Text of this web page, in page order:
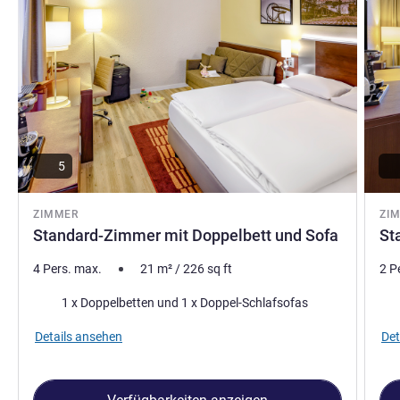
ZIMMER
Standard-Zimmer mit Doppelbett und Sofa
5
4 Pers. max. 21 m²/226sq ft
Bettwäsche 1 x Doppelbetten und 1 x Doppel-Schlafsofas
Details ansehen
2